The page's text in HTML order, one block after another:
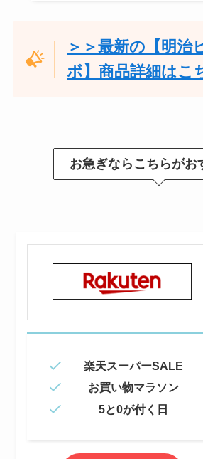
＞＞最新の【明治
ボ】商品詳細はこ
お急ぎならこちらがお
楽天スーパーSALE
お買い物マラソン
5と0が付く日